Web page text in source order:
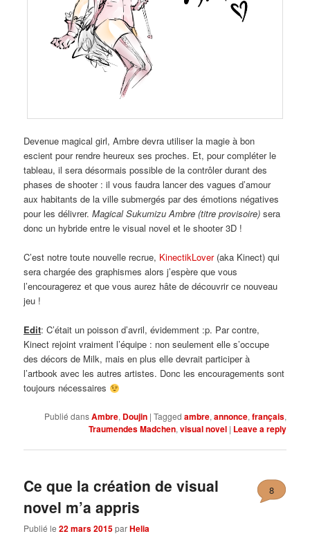
Devenue magical girl, Ambre devra utiliser la magie à bon
escient pour rendre heureux ses proches. Et, pour compléter le
tableau, il sera désormais possible de la contrôler durant des
phases de shooter : il vous faudra lancer des vagues d’amour
aux habitants de la ville submergés par des émotions négatives
pour les délivrer.Magical Sukumizu Ambre (titre provisoire) sera
donc un hybride entre le visual novel et le shooter 3D !
C’est notre toute nouvelle recrue, KinectikLover(aka Kinect) qui
sera chargée des graphismes alors j’espère que vous
l’encouragerez et que vous aurez hâte de découvrir ce nouveau
jeu !
Edit: C’était un poisson d’avril, évidemment :p. Par contre,
Kinect rejoint vraiment l’équipe : non seulement elle s’occupe
des décors de Milk, mais en plus elle devrait participer à
l’artbook avec les autres artistes. Donc les encouragements sont
toujours nécessaires
Publié dansAmbre, Doujin | Tagged ambre, annonce, français,
Traumendes Madchen, visual novel | Leave a reply
Ce que la création de visual
novel m’a appris
Publié le22 mars 2015parHelia
8